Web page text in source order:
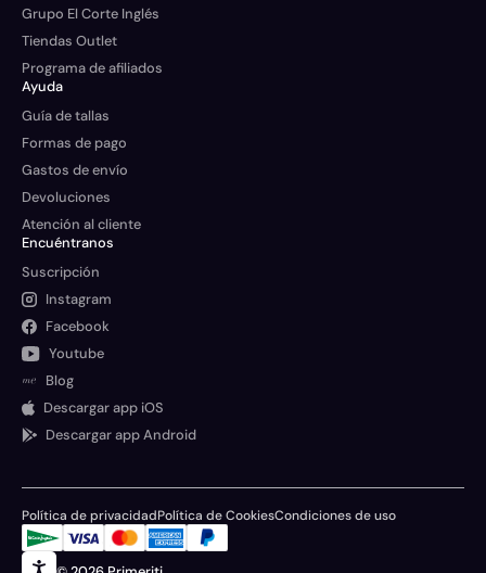
Grupo El Corte Inglés
Tiendas Outlet
Programa de afiliados
Ayuda
Guía de tallas
Formas de pago
Gastos de envío
Devoluciones
Atención al cliente
Encuéntranos
Suscripción
Instagram
Facebook
Youtube
Blog
Descargar app iOS
Descargar app Android
Política de privacidadPolítica de CookiesCondiciones de uso